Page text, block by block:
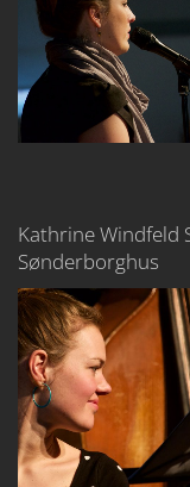
Kathrine Windfeld
Sønderborghus